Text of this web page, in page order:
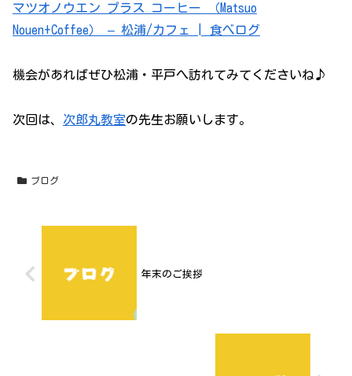
マツオノウエン プラス コーヒー （Matsuo
Nouen+Coffee） – 松浦/カフェ | 食べログ
機会があればぜひ松浦・平戸へ訪れてみてくださいね♪
次回は、 次郎丸教室の先生お願いします。
ブログ
年末のご挨拶